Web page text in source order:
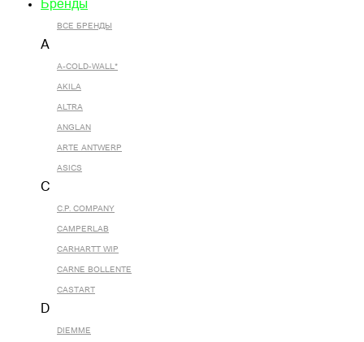
Бренды
ВСЕ БРЕНДЫ
A
A-COLD-WALL*
AKILA
ALTRA
ANGLAN
ARTE ANTWERP
ASICS
C
C.P. COMPANY
CAMPERLAB
CARHARTT WIP
CARNE BOLLENTE
CASTART
D
DIEMME